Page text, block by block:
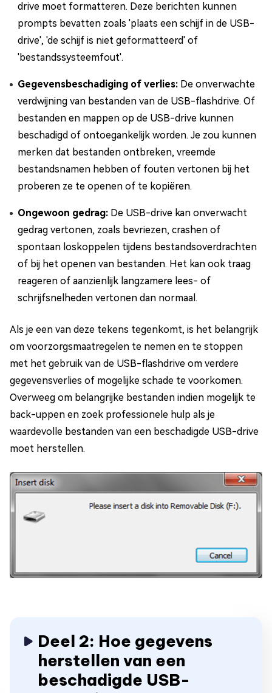
drive moet formatteren. Deze berichten kunnen
prompts bevatten zoals 'plaats een schijf in de USB-
drive', 'de schijf is niet geformatteerd' of
'bestandssysteemfout'.
Gegevensbeschadiging of verlies: De onverwachte
verdwijning van bestanden van de USB-flashdrive. Of
bestanden en mappen op de USB-drive kunnen
beschadigd of ontoegankelijk worden. Je zou kunnen
merken dat bestanden ontbreken, vreemde
bestandsnamen hebben of fouten vertonen bij het
proberen ze te openen of te kopiëren.
Ongewoon gedrag: De USB-drive kan onverwacht
gedrag vertonen, zoals bevriezen, crashen of
spontaan loskoppelen tijdens bestandsoverdrachten
of bij het openen van bestanden. Het kan ook traag
reageren of aanzienlijk langzamere lees- of
schrijfsnelheden vertonen dan normaal.
Als je een van deze tekens tegenkomt, is het belangrijk
om voorzorgsmaatregelen te nemen en te stoppen
met het gebruik van de USB-flashdrive om verdere
gegevensverlies of mogelijke schade te voorkomen.
Overweeg om belangrijke bestanden indien mogelijk te
back-uppen en zoek professionele hulp als je
waardevolle bestanden van een beschadigde USB-drive
moet herstellen.
Deel 2: Hoe gegevens
herstellen van een
beschadigde USB-